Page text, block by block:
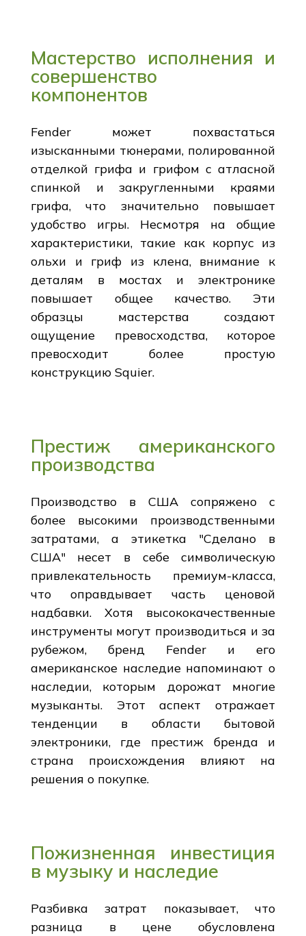
Мастерство исполнения и
совершенство
компонентов
Fender может похвастаться
изысканными тюнерами, полированной
отделкой грифа и грифом с атласной
спинкой и закругленными краями
грифа, что значительно повышает
удобство игры. Несмотря на общие
характеристики, такие как корпус из
ольхи и гриф из клена, внимание к
деталям в мостах и электронике
повышает общее качество. Эти
образцы мастерства создают
ощущение превосходства, которое
превосходит более простую
конструкцию Squier.
Престиж американского
производства
Производство в США сопряжено с
более высокими производственными
затратами, а этикетка "Сделано в
США" несет в себе символическую
привлекательность премиум-класса,
что оправдывает часть ценовой
надбавки. Хотя высококачественные
инструменты могут производиться и за
рубежом, бренд Fender и его
американское наследие напоминают о
наследии, которым дорожат многие
музыканты. Этот аспект отражает
тенденции в области бытовой
электроники, где престиж бренда и
страна происхождения влияют на
решения о покупке.
Пожизненная инвестиция
в музыку и наследие
Разбивка затрат показывает, что
разница в цене обусловлена